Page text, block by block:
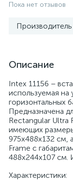
Пока нет отзывов
Производитель
Описание
Intex 11156 –
используемая на
горизонтальных
Предназначена
Rectangular Ultra
имеющих
975х488х132 см,
Frame с
488х244х107 см.
Характеристики: